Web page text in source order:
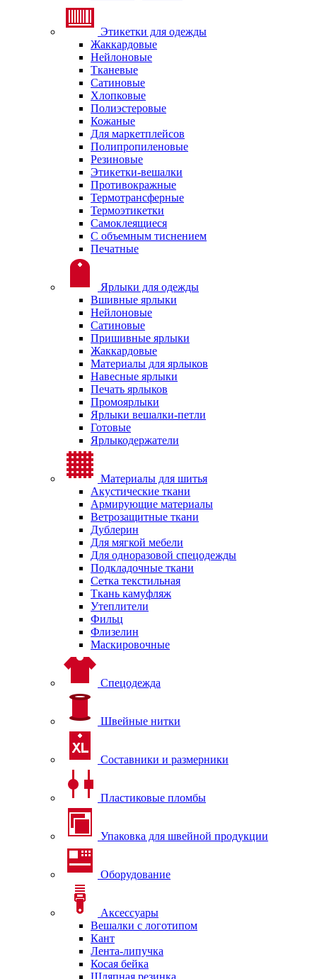
Этикетки для одежды
Жаккардовые
Нейлоновые
Тканевые
Сатиновые
Хлопковые
Полиэстеровые
Кожаные
Для маркетплейсов
Полипропиленовые
Резиновые
Этикетки-вешалки
Противокражные
Термотрансферные
Термоэтикетки
Самоклеящиеся
С объемным тиснением
Печатные
Ярлыки для одежды
Вшивные ярлыки
Нейлоновые
Сатиновые
Пришивные ярлыки
Жаккардовые
Материалы для ярлыков
Навесные ярлыки
Печать ярлыков
Промоярлыки
Ярлыки вешалки-петли
Готовые
Ярлыкодержатели
Материалы для шитья
Акустические ткани
Армирующие материалы
Ветрозащитные ткани
Дублерин
Для мягкой мебели
Для одноразовой спецодежды
Подкладочные ткани
Сетка текстильная
Ткань камуфляж
Утеплители
Фильц
Флизелин
Маскировочные
Спецодежда
Швейные нитки
Составники и размерники
Пластиковые пломбы
Упаковка для швейной продукции
Оборудование
Аксессуары
Вешалки с логотипом
Кант
Лента-липучка
Косая бейка
Шляпная резинка